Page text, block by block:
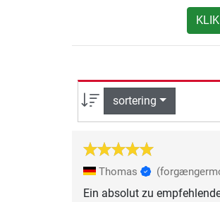
sortering
Thomas
Ein absolut zu